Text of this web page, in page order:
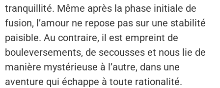
tranquillité. Même après la phase initiale de
fusion, l’amour ne repose pas sur une stabilité
paisible. Au contraire, il est empreint de
bouleversements, de secousses et nous lie de
manière mystérieuse à l’autre, dans une
aventure qui échappe à toute rationalité.